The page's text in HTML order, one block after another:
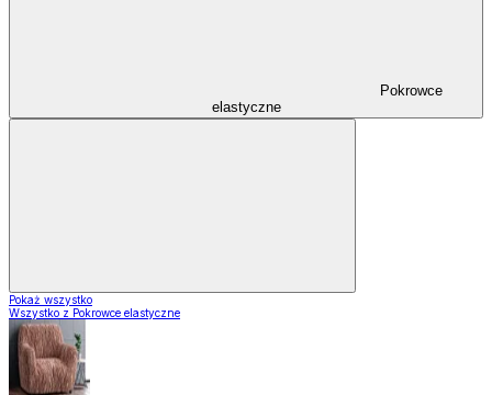
Pokrowce
elastyczne
Pokaż wszystko
Wszystko z Pokrowce elastyczne